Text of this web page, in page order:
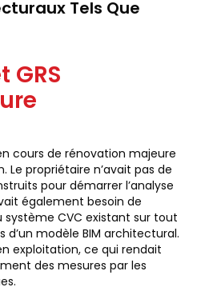
Tels Que
GRS
cours de rénovation majeure
Le propriétaire n’avait pas de
pour démarrer l’analyse
également besoin de
système CVC existant sur tout
d’un modèle BIM architectural.
exploitation, ce qui rendait
des mesures par les